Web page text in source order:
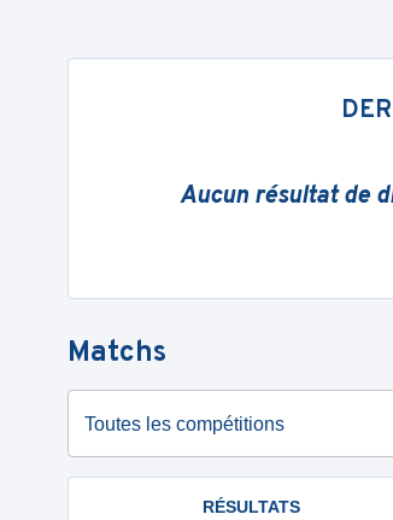
Aucun résultat de
Matchs
Toutes les compétitions
RÉSULTATS